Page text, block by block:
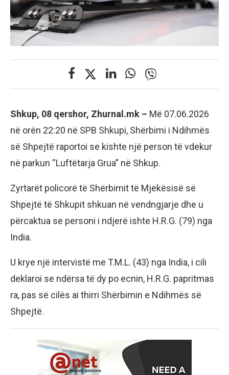
Shkup, 08 qershor, Zhurnal.mk – Më 07.06.2026
në orën 22:20 në SPB Shkupi, Shërbimi i Ndihmës
së Shpejtë raportoi se kishte një person të vdekur
në parkun “Luftëtarja Grua” në Shkup.
Zyrtarët policorë të Shërbimit të Mjekësisë së
Shpejtë të Shkupit shkuan në vendngjarje dhe u
përcaktua se personi i ndjerë ishte H.R.G. (79) nga
India.
U krye një intervistë me T.M.L. (43) nga India, i cili
deklaroi se ndërsa të dy po ecnin, H.R.G. papritmas
ra, pas së cilës ai thirri Shërbimin e Ndihmës së
Shpejtë.